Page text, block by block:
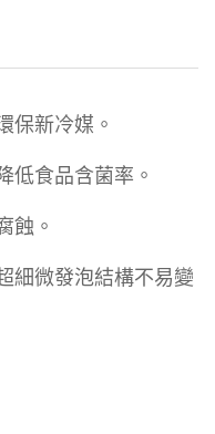
保新冷媒。
低食品含菌率。
蝕。
細微發泡結構不易變